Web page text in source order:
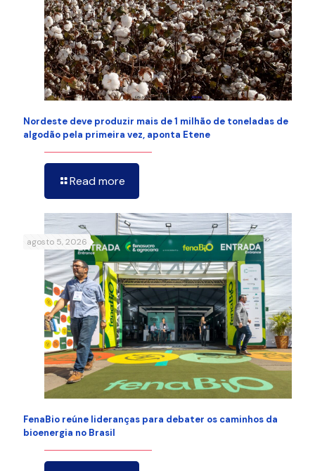
Nordeste deve produzir mais de 1 milhão de toneladas de
algodão pela primeira vez, aponta Etene
Read more
agosto 5, 2026
FenaBio reúne lideranças para debater os caminhos da
bioenergia no Brasil